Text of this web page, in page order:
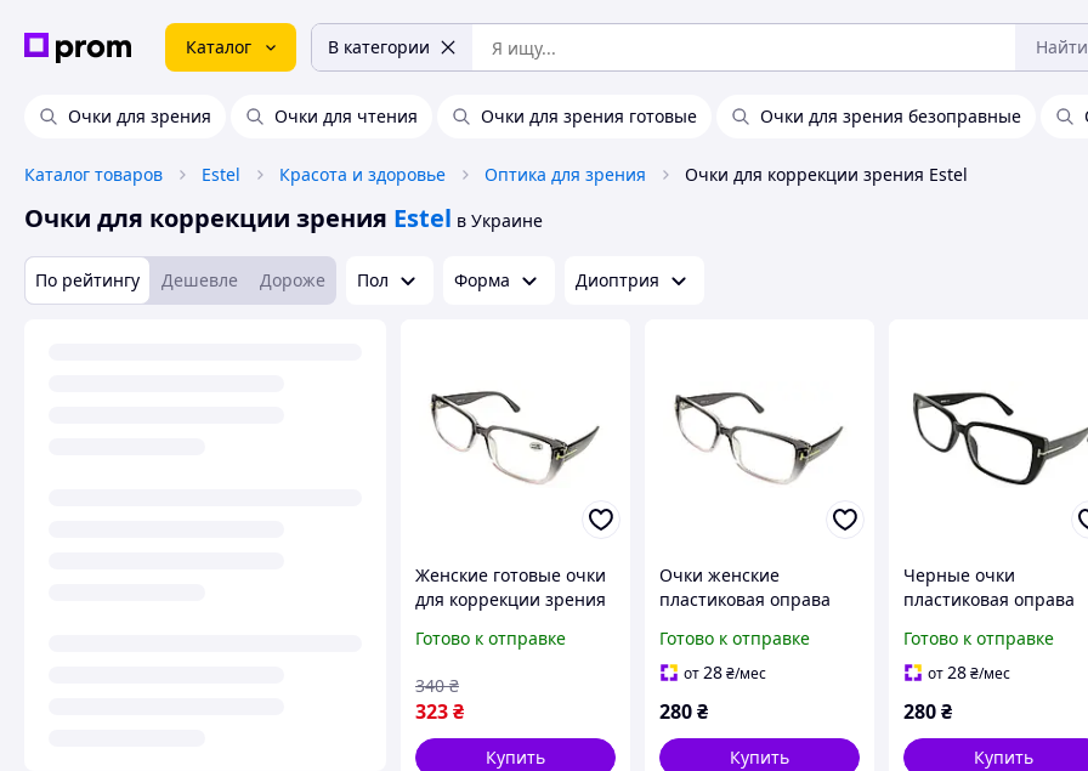
Каталог В категории Найти
Очки для зрения Очки для чтения Очки для зрения готовые Очки для зрения безоправные
Каталог товаров Estel Красота и здоровье Оптика для зрения Очки для коррекции зрения Estel
Очки для коррекции зрения Estel в Украине
По рейтингу Дешевле Дороже Пол Форма Диоптрия
Женские готовые очки
для коррекции зрения
пластиковая оправа
Готово к отправке
323₴
340 ₴
Купить
Очки женские
пластиковая оправа
плюсовая диоптрия
Готово к отправке
от28₴/мес
280₴
Купить
Черные очки
пластиковая оправа
+1...+6
Готово к отправке
от28₴/мес
280₴
Купить